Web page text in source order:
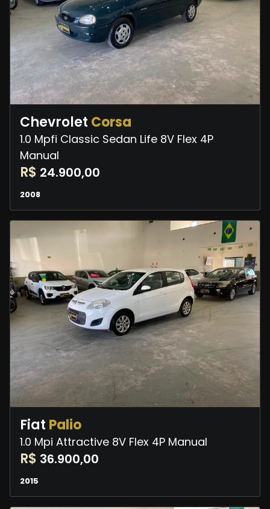
Chevrolet Corsa
1.0 Mpfi Classic Sedan Life 8V Flex 4P
Manual
R$ 24.900,00
2008
Fiat Palio
1.0 Mpi Attractive 8V Flex 4P Manual
R$ 36.900,00
2015